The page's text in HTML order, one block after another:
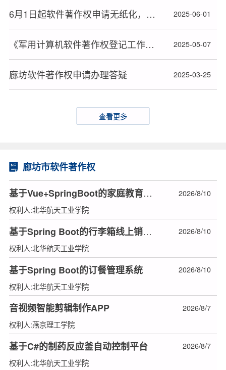
6月1日起软件著作权申请无纸化，材料审查或更严格 2025-06-01
《军用计算机软件著作权登记工作暂行办法》全文发布 2025-05-07
廊坊软件著作权申请办理答疑 2025-03-25
查看更多
廊坊市软件著作权
基于Vue+SpringBoot的家庭教育博客系统
2026/8/10
权利人:北华航天工业学院
基于Spring Boot的行李箱线上销售系统
2026/8/10
权利人:北华航天工业学院
基于Spring Boot的订餐管理系统
2026/8/10
权利人:北华航天工业学院
音视频智能剪辑制作APP
2026/8/7
权利人:燕京理工学院
基于C#的制药反应釜自动控制平台
2026/8/7
权利人:北华航天工业学院